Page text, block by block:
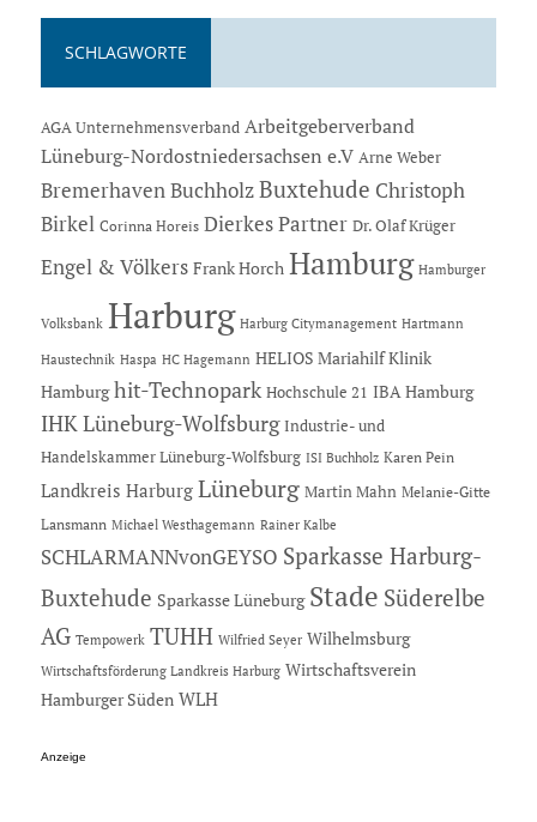
SCHLAGWORTE
AGA Unternehmensverband Arbeitgeberverband
Lüneburg-Nordostniedersachsen e.V Arne Weber
Bremerhaven Buchholz Buxtehude Christoph
Birkel Corinna Horeis Dierkes Partner Dr. Olaf Krüger
Engel & Völkers Frank Horch Hamburg Hamburger
Volksbank Harburg Harburg Citymanagement Hartmann
Haustechnik Haspa HC Hagemann HELIOS Mariahilf Klinik
Hamburg hit-Technopark Hochschule 21 IBA Hamburg
IHK Lüneburg-Wolfsburg Industrie- und
Handelskammer Lüneburg-Wolfsburg ISI Buchholz Karen Pein
Landkreis Harburg Lüneburg Martin Mahn Melanie-Gitte
Lansmann Michael Westhagemann Rainer Kalbe
SCHLARMANNvonGEYSO Sparkasse Harburg-
Buxtehude Sparkasse Lüneburg Stade Süderelbe
AG Tempowerk TUHH Wilfried Seyer Wilhelmsburg
Wirtschaftsförderung Landkreis Harburg Wirtschaftsverein
Hamburger Süden WLH
Anzeige